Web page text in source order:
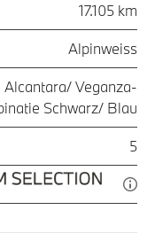
17.105 km
Alpinweiss
Alcantara/ Veganza-
Schwarz/ Blau
5